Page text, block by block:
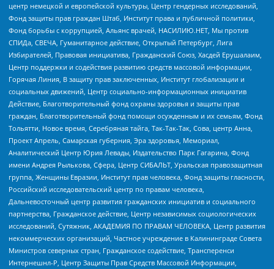
центр немецкой и европейской культуры, Центр гендерных исследований,
Фонд защиты прав граждан Штаб, Институт права и публичной политики,
Фонд борьбы с коррупцией, Альянс врачей, НАСИЛИЮ.НЕТ, Мы против
СПИДа, СВЕЧА, Гуманитарное действие, Открытый Петербург, Лига
Избирателей, Правовая инициатива, Гражданский Союз, Хасдей Ерушалаим,
Центр поддержки и содействия развитию средств массовой информации,
Горячая Линия, В защиту прав заключенных, Институт глобализации и
социальных движений, Центр социально-информационных инициатив
Действие, Благотворительный фонд охраны здоровья и защиты прав
граждан, Благотворительный фонд помощи осужденным и их семьям, Фонд
Тольятти, Новое время, Серебряная тайга, Так-Так-Так, Сова, центр Анна,
Проект Апрель, Самарская губерния, Эра здоровья, Мемориал,
Аналитический Центр Юрия Левады, Издательство Парк Гагарина, Фонд
имени Андрея Рылькова, Сфера, Центр СИБАЛЬТ, Уральская правозащитная
группа, Женщины Евразии, Институт прав человека, Фонд защиты гласности,
Российский исследовательский центр по правам человека,
Дальневосточный центр развития гражданских инициатив и социального
партнерства, Гражданское действие, Центр независимых социологических
исследований, Сутяжник, АКАДЕМИЯ ПО ПРАВАМ ЧЕЛОВЕКА, Центр развития
некоммерческих организаций, Частное учреждение в Калининграде Совета
Министров северных стран, Гражданское содействие, Трансперенси
Интернешнл-Р, Центр Защиты Прав Средств Массовой Информации,